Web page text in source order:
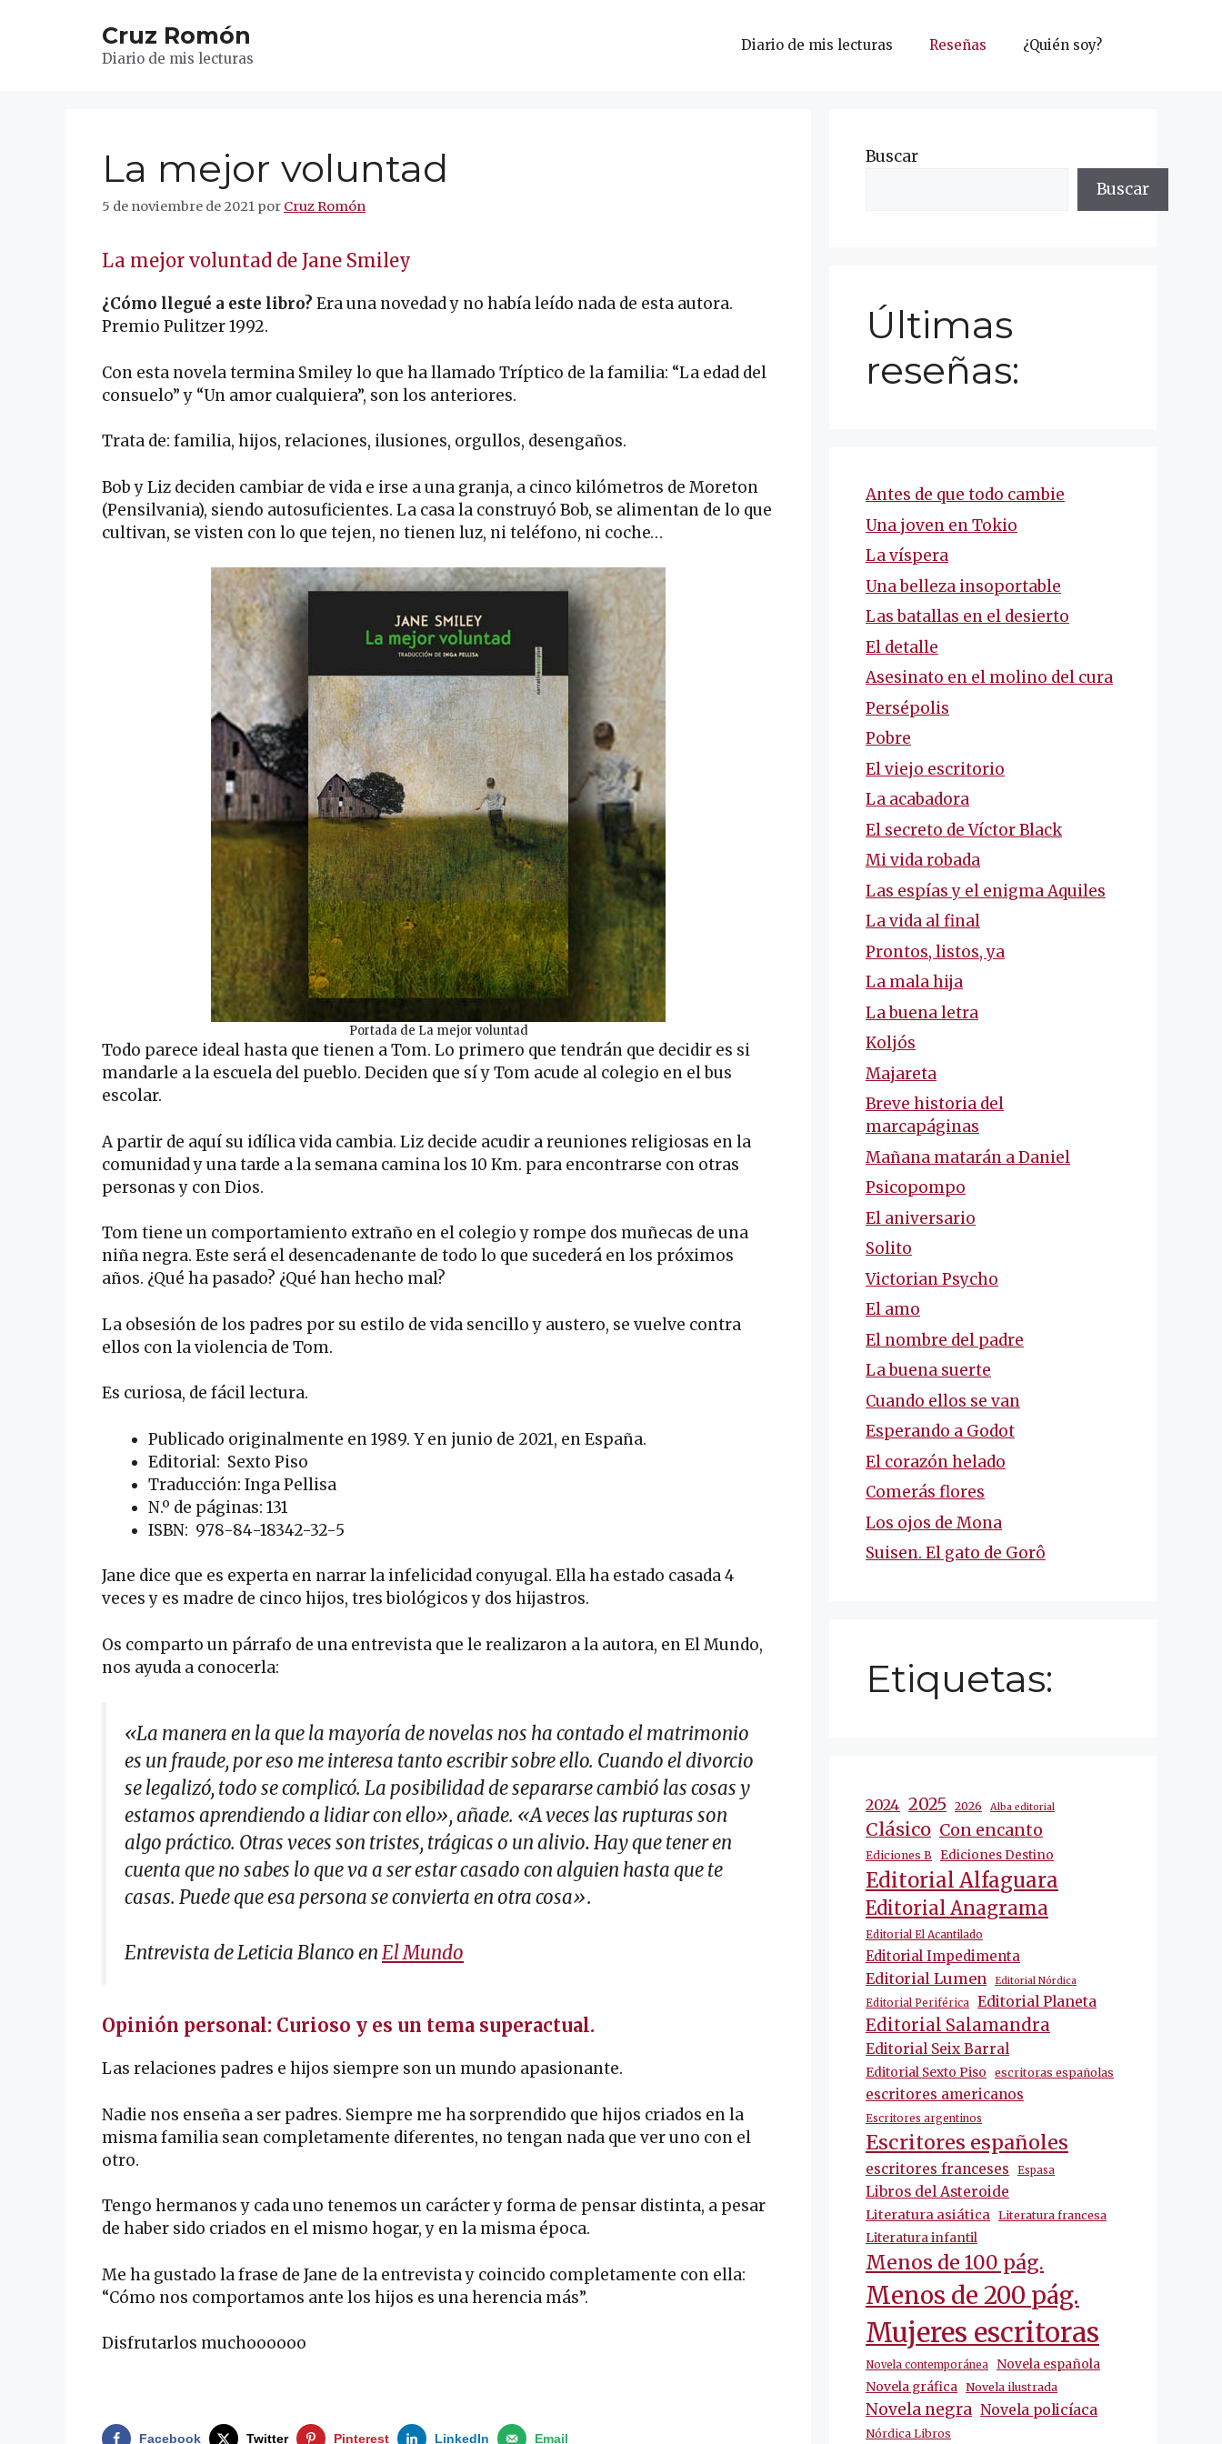
Cruz Romón
Diario de mis lecturas
Diario de mis lecturas Reseñas ¿Quién soy?
La mejor voluntad
5 de noviembre de 2021 por Cruz Romón
La mejor voluntad de Jane Smiley
¿Cómo llegué a este libro? Era una novedad y no había leído nada de esta autora.
Premio Pulitzer 1992.
Con esta novela termina Smiley lo que ha llamado Tríptico de la familia: “La edad del
consuelo” y “Un amor cualquiera”, son los anteriores.
Trata de: familia, hijos, relaciones, ilusiones, orgullos, desengaños.
Bob y Liz deciden cambiar de vida e irse a una granja, a cinco kilómetros de Moreton
(Pensilvania), siendo autosuficientes. La casa la construyó Bob, se alimentan de lo que
cultivan, se visten con lo que tejen, no tienen luz, ni teléfono, ni coche…
Portada de La mejor voluntad
Todo parece ideal hasta que tienen a Tom. Lo primero que tendrán que decidir es si
mandarle a la escuela del pueblo. Deciden que sí y Tom acude al colegio en el bus
escolar.
A partir de aquí su idílica vida cambia. Liz decide acudir a reuniones religiosas en la
comunidad y una tarde a la semana camina los 10 Km. para encontrarse con otras
personas y con Dios.
Tom tiene un comportamiento extraño en el colegio y rompe dos muñecas de una
niña negra. Este será el desencadenante de todo lo que sucederá en los próximos
años. ¿Qué ha pasado? ¿Qué han hecho mal?
La obsesión de los padres por su estilo de vida sencillo y austero, se vuelve contra
ellos con la violencia de Tom.
Es curiosa, de fácil lectura.
Publicado originalmente en 1989. Y en junio de 2021, en España.
Editorial: Sexto Piso
Traducción: Inga Pellisa
N.º de páginas: 131
ISBN: 978-84-18342-32-5
Jane dice que es experta en narrar la infelicidad conyugal. Ella ha estado casada 4
veces y es madre de cinco hijos, tres biológicos y dos hijastros.
Os comparto un párrafo de una entrevista que le realizaron a la autora, en El Mundo,
nos ayuda a conocerla:
«La manera en la que la mayoría de novelas nos ha contado el matrimonio
es un fraude, por eso me interesa tanto escribir sobre ello. Cuando el divorcio
se legalizó, todo se complicó. La posibilidad de separarse cambió las cosas y
estamos aprendiendo a lidiar con ello», añade. «A veces las rupturas son
algo práctico. Otras veces son tristes, trágicas o un alivio.Hay que tener en
cuenta que no sabes lo que va a ser estar casado con alguien hasta que te
casas. Puede que esa persona se convierta en otra cosa».
Entrevista de Leticia Blanco enEl Mundo
Opinión personal: Curioso y es un tema superactual.
Las relaciones padres e hijos siempre son un mundo apasionante.
Nadie nos enseña a ser padres. Siempre me ha sorprendido que hijos criados en la
misma familia sean completamente diferentes, no tengan nada que ver uno con el
otro.
Tengo hermanos y cada uno tenemos un carácter y forma de pensar distinta, a pesar
de haber sido criados en el mismo hogar, y en la misma época.
Me ha gustado la frase de Jane de la entrevista y coincido completamente con ella:
“Cómo nos comportamos ante los hijos es una herencia más”.
Disfrutarlos muchoooooo
Facebook Twitter Pinterest LinkedIn Email
Buscar
Buscar
Últimas
reseñas:
Antes de que todo cambie
Una joven en Tokio
La víspera
Una belleza insoportable
Las batallas en el desierto
El detalle
Asesinato en el molino del cura
Persépolis
Pobre
El viejo escritorio
La acabadora
El secreto de Víctor Black
Mi vida robada
Las espías y el enigma Aquiles
La vida al final
Prontos, listos, ya
La mala hija
La buena letra
Koljós
Majareta
Breve historia del
marcapáginas
Mañana matarán a Daniel
Psicopompo
El aniversario
Solito
Victorian Psycho
El amo
El nombre del padre
La buena suerte
Cuando ellos se van
Esperando a Godot
El corazón helado
Comerás flores
Los ojos de Mona
Suisen. El gato de Gorô
Etiquetas:
2024 2025 2026 Alba editorial
Clásico Con encanto
Ediciones B Ediciones Destino
Editorial Alfaguara
Editorial Anagrama
Editorial El Acantilado
Editorial Impedimenta
Editorial Lumen Editorial Nórdica
Editorial Periférica Editorial Planeta
Editorial Salamandra
Editorial Seix Barral
Editorial Sexto Piso escritoras españolas
escritores americanos
Escritores argentinos
Escritores españoles
escritores franceses Espasa
Libros del Asteroide
Literatura asiática Literatura francesa
Literatura infantil
Menos de 100 pág.
Menos de 200 pág.
Mujeres escritoras
Novela contemporánea
Novela española
Novela gráfica Novela ilustrada
Novela negra Novela policíaca
Nórdica Libros